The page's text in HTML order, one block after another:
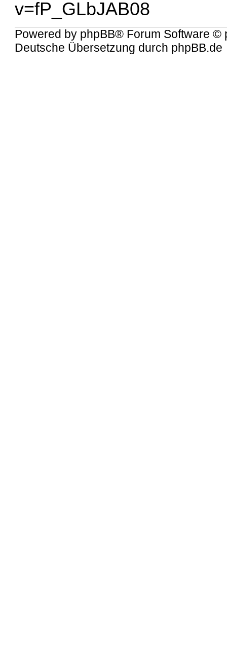
v=fP_GLbJAB08
Powered by phpBB® Forum Software ©
Deutsche Übersetzung durch phpBB.de